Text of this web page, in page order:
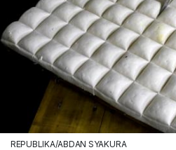
REPUBLIKA/ABDAN SYAKURA